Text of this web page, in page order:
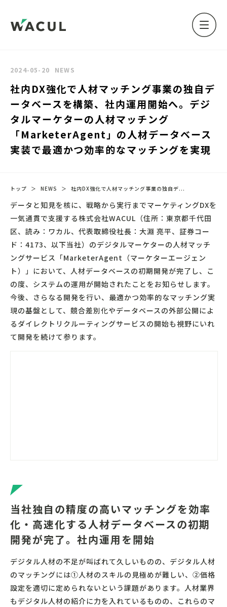
2024-05-20 NEWS
社内DX強化で人材マッチング事業の独自デ
ータベースを構築、社内運用開始へ。デジ
タルマーケターの人材マッチング
「MarketerAgent」の人材データベース
実装で最適かつ効率的なマッチングを実現
トップ ＞ NEWS ＞ 社内DX強化で人材マッチング事業の独自デ...
データと知見を核に、戦略から実行までマーケティングDXを
一気通貫で支援する株式会社WACUL（住所：東京都千代田
区、読み：ワカル、代表取締役社長：大淵 亮平、証券コー
ド：4173、以下当社）のデジタルマーケターの人材マッチ
ングサービス「MarketerAgent（マーケターエージェン
ト）」において、人材データベースの初期開発が完了し、こ
の度、システムの運用が開始されたことをお知らせします。
今後、さらなる開発を行い、最適かつ効率的なマッチング実
現の基盤として、競合差別化やデータベースの外部公開によ
るダイレクトリクルーティングサービスの開始も視野にいれ
て開発を続けて参ります。
当社独自の精度の高いマッチングを効率
化・高速化する人材データベースの初期
開発が完了。社内運用を開始
デジタル人材の不足が叫ばれて久しいものの、デジタル人材
のマッチングには①人材のスキルの見極めが難しい、②価格
設定を適切に定められないという課題があります。人材業界
もデジタル人材の紹介に力を入れているものの、これらのマ